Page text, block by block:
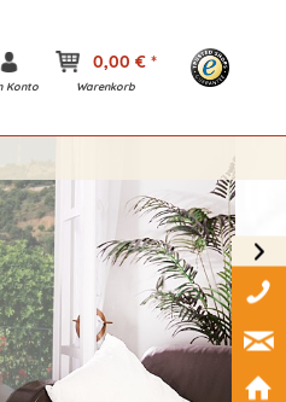
Konto
0,00 € *
Warenkorb